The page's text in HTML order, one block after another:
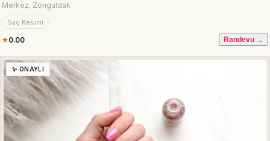
Merkez, Zonguldak
Saç Kesimi
0.00 Randevu →
✨ ONAYLI